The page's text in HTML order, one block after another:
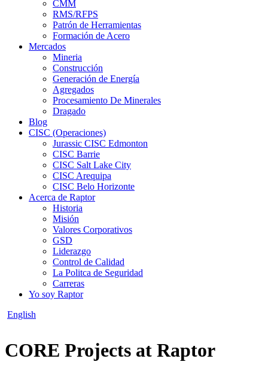
CMM
RMS/RFPS
Patrón de Herramientas
Formación de Acero
Mercados
Mineria
Construcción
Generación de Energía
Agregados
Procesamiento De Minerales
Dragado
Blog
CISC (Operaciones)
Jurassic CISC Edmonton
CISC Barrie
CISC Salt Lake City
CISC Arequipa
CISC Belo Horizonte
Acerca de Raptor
Historia
Misión
Valores Corporativos
GSD
Liderazgo
Control de Calidad
La Politca de Seguridad
Carreras
Yo soy Raptor
English
CORE Projects at Raptor